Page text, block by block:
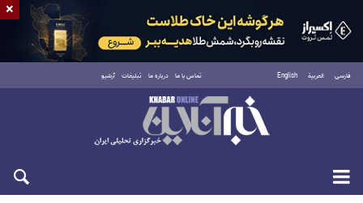
فارسی العربية English تماس با ما درباره ما تبلیغات آرشیو
پنجشنبه ۱۵ مرداد ۱۴۰۵
×